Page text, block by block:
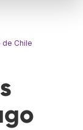
de Chile